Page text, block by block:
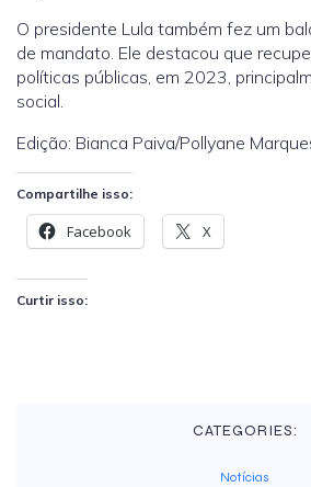
O presidente Lula também fez um
de mandato. Ele destacou que
políticas públicas, em 2023,
social.
Edição: Bianca Paiva/Pollyane
Compartilhe isso:
Facebook X
Curtir isso:
CATEGORIES:
Notícias